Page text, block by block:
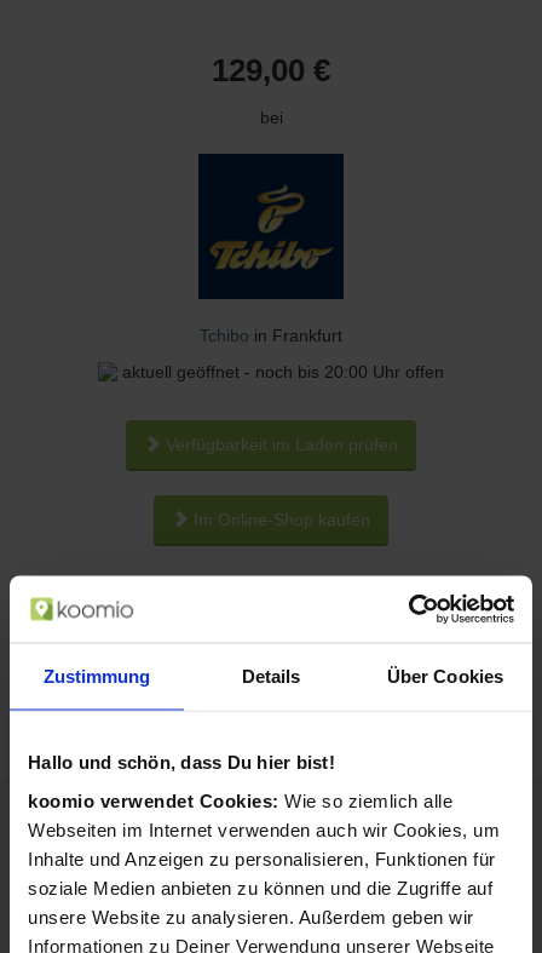
Zustimmung Details Über Cookies
Hallo und schön, dass Du hier bist!
koomio verwendet Cookies: Wie so ziemlich alle
Webseiten im Internet verwenden auch wir Cookies, um
Inhalte und Anzeigen zu personalisieren, Funktionen für
soziale Medien anbieten zu können und die Zugriffe auf
unsere Website zu analysieren. Außerdem geben wir
Informationen zu Deiner Verwendung unserer Webseite
129,00 €
bei
Tchibo in Frankfurt
aktuell geöffnet - noch bis 20:00 Uhr offen
Verfügbarkeit im Laden prüfen
Im Online-Shop kaufen
Produktbeschreibung
1350 W